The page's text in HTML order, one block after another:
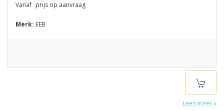
Vanaf prijs op aanvraag
Merk: EEB
Lees meer »